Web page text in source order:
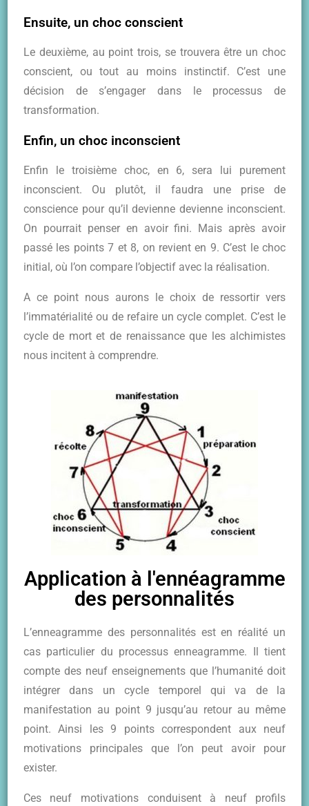
Ensuite, un choc conscient
Le deuxième, au point trois, se trouvera être un choc
conscient, ou tout au moins instinctif. C’est une
décision de s’engager dans le processus de
transformation.
Enfin, un choc inconscient
Enfin le troisième choc, en 6, sera lui purement
inconscient. Ou plutôt, il faudra une prise de
conscience pour qu’il devienne devienne inconscient.
On pourrait penser en avoir fini. Mais après avoir
passé les points 7 et 8, on revient en 9. C’est le choc
initial, où l’on compare l’objectif avec la réalisation.
A ce point nous aurons le choix de ressortir vers
l’immatérialité ou de refaire un cycle complet. C’est le
cycle de mort et de renaissance que les alchimistes
nous incitent à comprendre.
Application à l'ennéagramme
des personnalités
L’enneagramme des personnalités est en réalité un
cas particulier du processus enneagramme. Il tient
compte des neuf enseignements que l’humanité doit
intégrer dans un cycle temporel qui va de la
manifestation au point 9 jusqu’au retour au même
point. Ainsi les 9 points correspondent aux neuf
motivations principales que l’on peut avoir pour
exister.
Ces neuf motivations conduisent à neuf profils